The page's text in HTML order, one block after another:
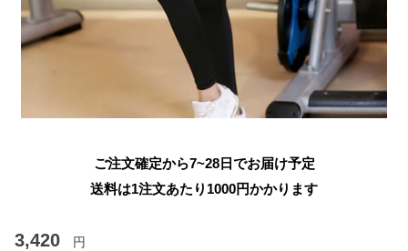
ご注文確定から7~28日でお届け予定
送料は1注文あたり 1000円かかります
3,420 円